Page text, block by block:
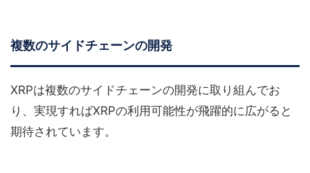
複数のサイドチェーンの開発
XRPは複数のサイドチェーンの開発に取り組んでお
り、実現すればXRPの利用可能性が飛躍的に広がると
期待されています。